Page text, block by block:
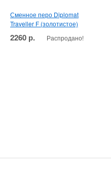
Сменное перо Diplomat
Traveller F (золотистое)
2260 р. Распродано!